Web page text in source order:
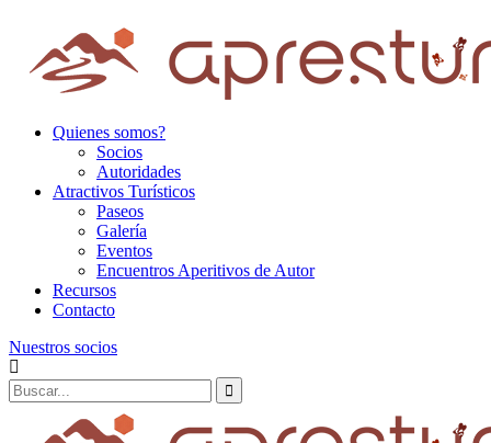
Quienes somos?
Socios
Autoridades
Atractivos Turísticos
Paseos
Galería
Eventos
Encuentros Aperitivos de Autor
Recursos
Contacto
Nuestros socios